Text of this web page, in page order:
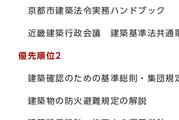
京都市建築法令実務ハンドブック
近畿建築行政会議 建築基準法共通
優先順位2
建築確認のための基準総則・集団規
建築物の防火避難規定の解説